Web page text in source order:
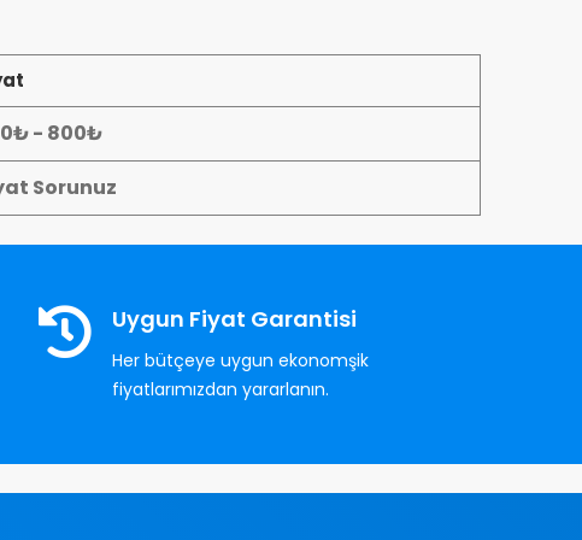
- 800₺
Sorunuz
Uygun Fiyat Garantisi
Her bütçeye uygun ekonomşik
fiyatlarımızdan yararlanın.